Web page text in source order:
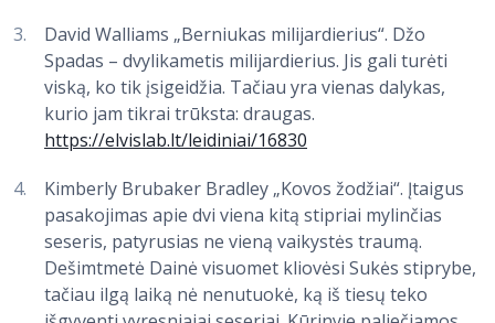
David Walliams „Berniukas milijardierius“. Džo
Spadas – dvylikametis milijardierius. Jis gali turėti
viską, ko tik įsigeidžia. Tačiau yra vienas dalykas,
kurio jam tikrai trūksta: draugas.
https://elvislab.lt/leidiniai/16830
Kimberly Brubaker Bradley „Kovos žodžiai“. Įtaigus
pasakojimas apie dvi viena kitą stipriai mylinčias
seseris, patyrusias ne vieną vaikystės traumą.
Dešimtmetė Dainė visuomet kliovėsi Sukės stiprybe,
tačiau ilgą laiką nė nenutuokė, ką iš tiesų teko